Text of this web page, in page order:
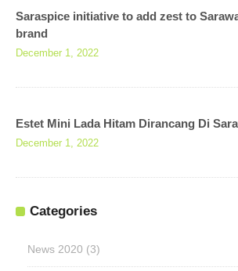
Saraspice initiative to add zest to
brand
December 1, 2022
Estet Mini Lada Hitam Dirancang Di
December 1, 2022
Categories
News 2020 (3)